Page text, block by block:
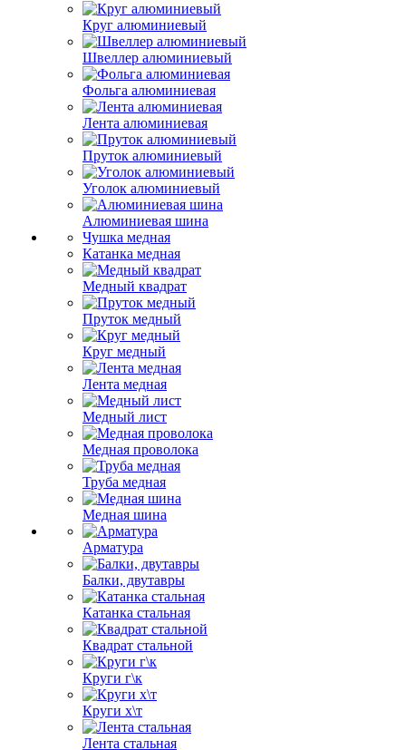
Круг алюминиевый
Швеллер алюминиевый
Фольга алюминиевая
Лента алюминиевая
Пруток алюминиевый
Уголок алюминиевый
Алюминиевая шина
Чушка медная
Катанка медная
Медный квадрат
Пруток медный
Круг медный
Лента медная
Медный лист
Медная проволока
Труба медная
Медная шина
Арматура
Балки, двутавры
Катанка стальная
Квадрат стальной
Круги г\к
Круги х\т
Лента стальная